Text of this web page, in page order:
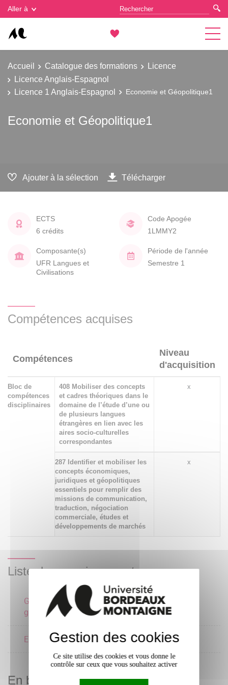
Aller à
Accueil Catalogue des formations
Licence
Licence Anglais-Espagnol
Licence 1 Anglais-Espagnol
Economie et Géopolitique1
Economie et Géopolitique1
Ajouter à la sélection Télécharger
ECTS
6 crédits
Code Apogée
1LMMY2
Composante(s)
UFR Langues et
Civilisations
Période de l'année
Semestre 1
Compétences acquises
Compétences
Niveau
d'acquisition
Bloc de
compétences
disciplinaires
408 Mobiliser des concepts
et cadres théoriques dans le
domaine de l’étude d’une ou
de plusieurs langues
étrangères en lien avec les
aires socio-culturelles
correspondantes
x
287 Identifier et mobiliser les
concepts économiques,
juridiques et géopolitiques
essentiels pour remplir des
missions de communication,
traduction, négociation
commerciale, études et
développements de marchés
x
Liste des enseignements
Géopolitique et
géoéconomie
3 crédits
Economie 1 3 crédits
En bref
Gestion des cookies
Gestion des cookies
Ce site utilise des cookies et vous donne le
contrôle sur ceux que vous souhaitez activer